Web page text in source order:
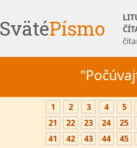
SvätéPísmo
1 2 3 4 5
21
22 23 24 25
41
42 43 44 45